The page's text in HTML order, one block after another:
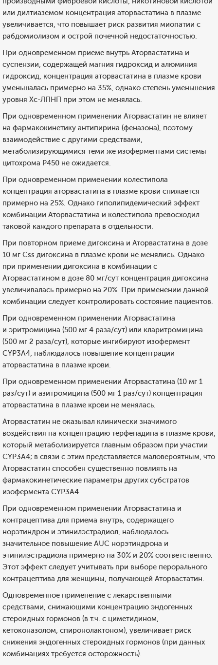
или дилтиаземом концентрация аторвастатина в плазме
увеличивается, что повышает риск развития миопатии с
рабдомиолизом и острой почечной недостаточностью.
При одновременном приеме внутрь Аторвастатина и
суспензии, содержащей магния гидроксид и алюминия
гидроксид, концентрация аторвастатина в плазме крови
уменьшалась примерно на 35%, однако степень уменьшения
уровня Хс-ЛПНП при этом не менялась.
При одновременном применении Аторвастатин не влияет
на фармакокинетику антипирина (феназона), поэтому
взаимодействие с другими средствами,
метаболизирующимися теми же изоферментами системы
цитохрома Р450 не ожидается.
При одновременном применении колестипола
концентрация аторвастатина в плазме крови снижается
примерно на 25%. Однако гиполипидемический эффект
комбинации Аторвастатина и колестипола превосходил
таковой каждого препарата в отдельности.
При повторном приеме дигоксина и Аторвастатина в дозе
10 мг Css дигоксина в плазме крови не менялись. Однако
при применении дигоксина в комбинации с
Аторвастатином в дозе 80 мг/сут концентрация дигоксина
увеличивалась примерно на 20%. При применении данной
комбинации следует контролировать состояние пациентов.
При одновременном применении Аторвастатина
и эритромицина (500 мг 4 раза/сут) или кларитромицина
(500 мг 2 раза/сут), которые ингибируют изофермент
CYP3А4, наблюдалось повышение концентрации
аторвастатина в плазме крови.
При одновременном применении Аторвастатина (10 мг 1
раз/сут) и азитромицина (500 мг 1 раз/сут) концентрация
аторвастатина в плазме крови не менялась.
Аторвастатин не оказывал клинически значимого
воздействия на концентрацию терфенадина в плазме крови,
который метаболизируется главным образом при участии
CYP3А4; в связи с этим представляется маловероятным, что
Аторвастатин способен существенно повлиять на
фармакокинетические параметры других субстратов
изофермента CYP3А4.
При одновременном применении Аторвастатина и
контрацептива для приема внутрь, содержащего
норэтиндрон и этинилэстрадиол, наблюдалось
значительное повышение AUC норэтиндрона и
этинилэстрадиола примерно на 30% и 20% соответственно.
Этот эффект следует учитывать при выборе перорального
контрацептива для женщины, получающей Аторвастатин.
Одновременное применение с лекарственными
средствами, снижающими концентрацию эндогенных
стероидных гормонов (в т.ч. с циметидином,
кетоконазолом, спиронолактоном), увеличивает риск
снижения эндогенных стероидных гормонов (при данных
комбинациях требуется осторожность).